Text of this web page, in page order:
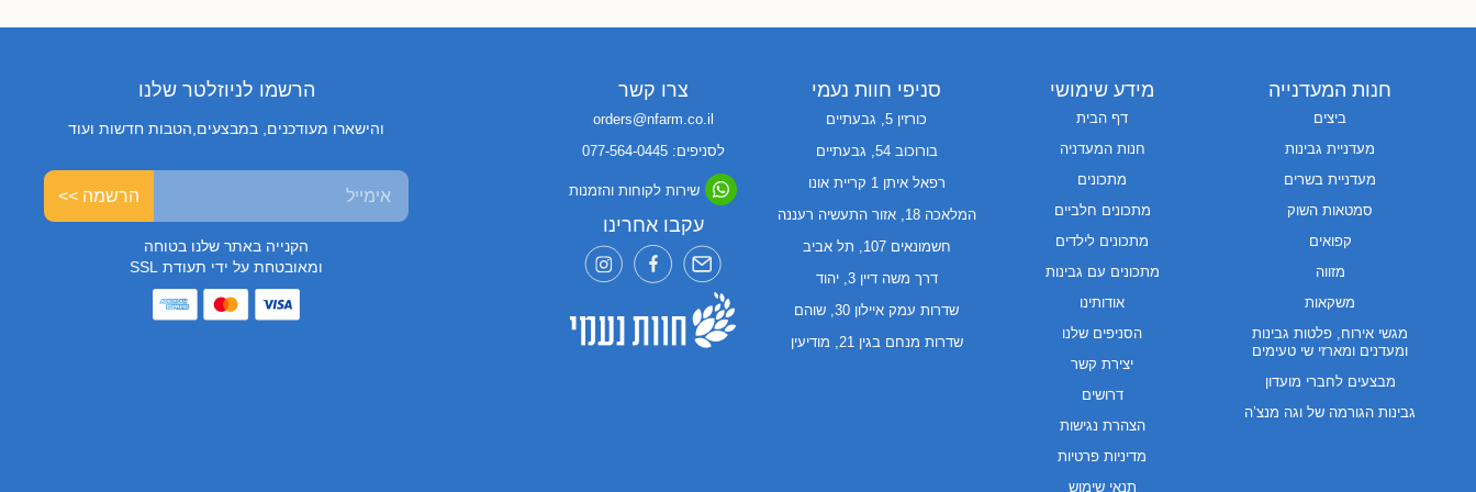
חנות המעדנייה
ביצים
מעדניית גבינות
מעדניית בשרים
סמטאות השוק
קפואים
מזווה
משקאות
מגשי אירוח, פלטות גבינות
ומעדנים ומארזי שי טעימים
מבצעים לחברי מועדון
גבינות הגורמה של וגה מנצ’ה
מידע שימושי
דף הבית
חנות המעדניה
מתכונים
מתכונים חלביים
מתכונים לילדים
מתכונים עם גבינות
אודותינו
הסניפים שלנו
יצירת קשר
דרושים
הצהרת נגישות
מדיניות פרטיות
תנאי שימוש
סניפי חוות נעמי
כורזין 5, גבעתיים
בורוכוב 54, גבעתיים
רפאל איתן 1 קריית אונו
המלאכה 18, אזור התעשיה רעננה
חשמונאים 107, תל אביב
דרך משה דיין 3, יהוד
שדרות עמק איילון 30, שוהם
שדרות מנחם בגין 21, מודיעין
צרו קשר
orders@nfarm.co.il
לסניפים: 077-564-0445
שירות לקוחות והזמנות
עקבו אחרינו
הרשמו לניוזלטר שלנו
והישארו מעודכנים, במבצעים,הטבות חדשות ועוד
הרשמה >>
הקנייה באתר שלנו בטוחה
ומאובטחת על ידי תעודת SSL